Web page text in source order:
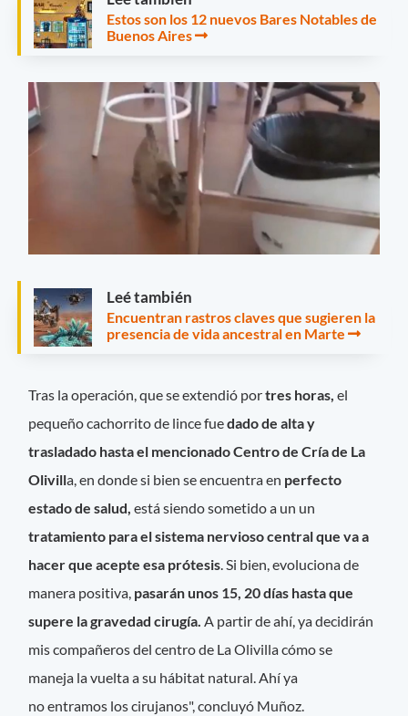
Estos son los 12 nuevos Bares Notables de
Buenos Aires
Leé también
Encuentran rastros claves que sugieren la
presencia de vida ancestral en Marte
Tras la operación, que se extendió portres horas, el
pequeño cachorrito de lince fuedado de alta y
trasladado hasta el mencionado Centro de Cría de La
Olivilla, en donde si bien se encuentra en perfecto
estado de salud,está siendo sometido a un un
tratamiento para el sistema nervioso central que va a
hacer que acepte esa prótesis. Si bien, evoluciona de
manera positiva, pasarán unos 15, 20 días hasta que
supere la gravedad cirugía.A partir de ahí, ya decidirán
mis compañeros del centro de La Olivilla cómo se
maneja la vuelta a su hábitat natural. Ahí ya
no entramos los cirujanos", concluyó Muñoz.